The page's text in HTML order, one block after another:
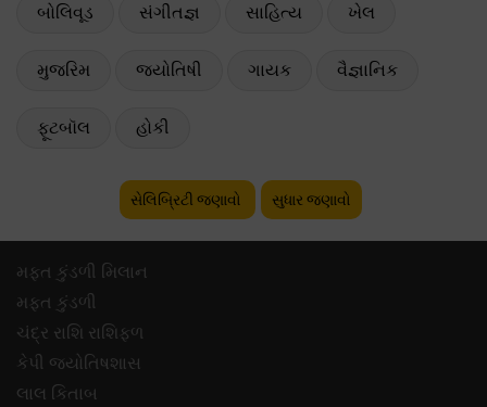
બોલિવૂડ સંગીતજ્ઞ સાહિત્ય ખેલ
મુજરિમ જ્યોતિષી ગાયક વૈજ્ઞાનિક
ફૂટબૉલ હોકી
સેલિબ્રિટી જણાવો સુધાર જણાવો
મફ્ત કુંડળી મિલાન
મફ્ત કુંડળી
ચંદ્ર રાશિ રાશિફળ
કેપી જ્યોતિષશાસ
લાલ કિતાબ